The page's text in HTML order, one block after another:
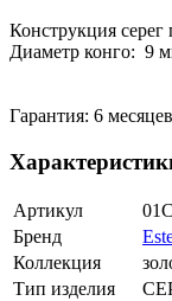
Конструкция серег
Диаметр конго: 9
Гарантия: 6 месяцев
Артикул
Бренд
Коллекция
Тип изделия